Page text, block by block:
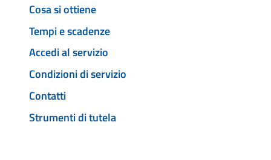
Cosa si ottiene
Tempi e scadenze
Accedi al servizio
Condizioni di servizio
Contatti
Strumenti di tutela